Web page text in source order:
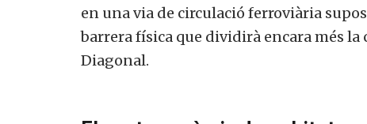
en una via de circulació ferroviària
barrera física que dividirà encara més
Diagonal.